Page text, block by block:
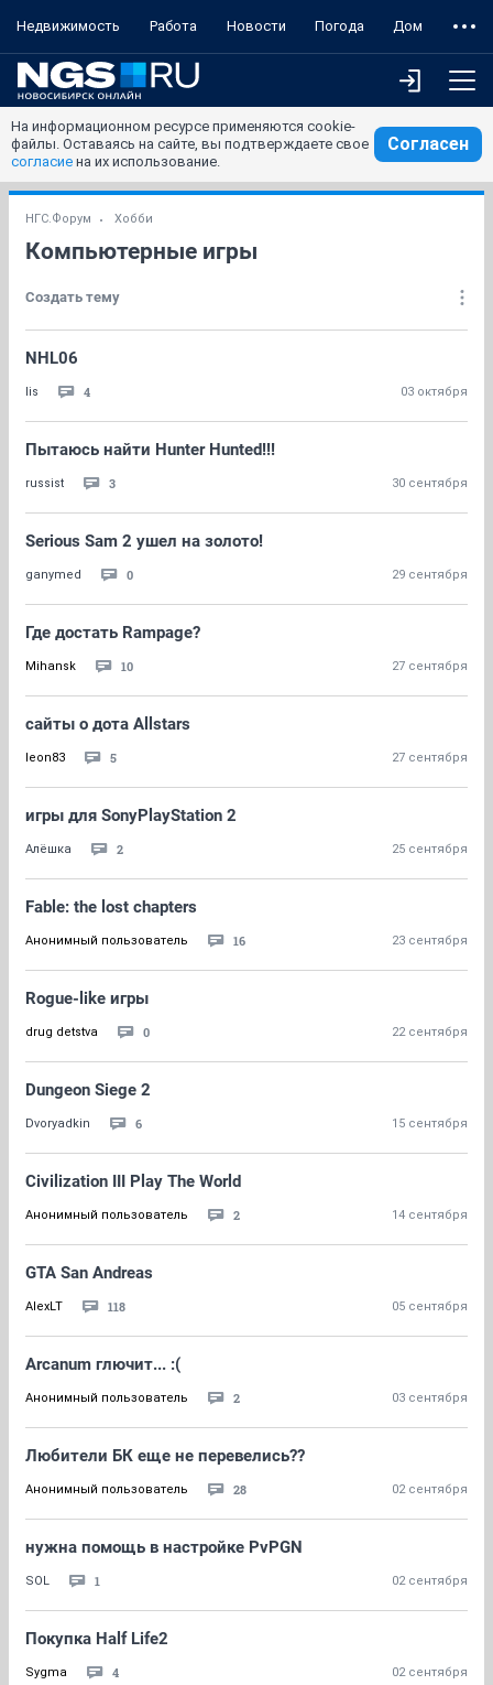
Недвижимость Работа Новости Погода Дом
На информационном ресурсе применяются cookie-
файлы. Оставаясь на сайте, вы подтверждаете свое
согласие на их использование.
Согласен
НГС.Форум Хобби
Компьютерные игры
Создать тему
NHL06
lis 4 03 октября
Пытаюсь найти Hunter Hunted!!!
russist 3 30 сентября
Serious Sam 2 ушел на золото!
ganymed 0 29 сентября
Где достать Rampage?
Mihansk 10 27 сентября
сайты о дота Allstars
leon83 5 27 сентября
игры для SonyPlayStation 2
Алёшка 2 25 сентября
Fable: the lost chapters
Анонимный пользователь 16 23 сентября
Rogue-like игры
drug detstva 0 22 сентября
Dungeon Siege 2
Dvoryadkin 6 15 сентября
Civilization III Play The World
Анонимный пользователь 2 14 сентября
GTA San Andreas
AlexLT 118 05 сентября
Arcanum глючит... :(
Анонимный пользователь 2 03 сентября
Любители БК еще не перевелись??
Анонимный пользователь 28 02 сентября
нужна помощь в настройке PvPGN
SOL 1 02 сентября
Покупка Half Life2
Sygma 4 02 сентября